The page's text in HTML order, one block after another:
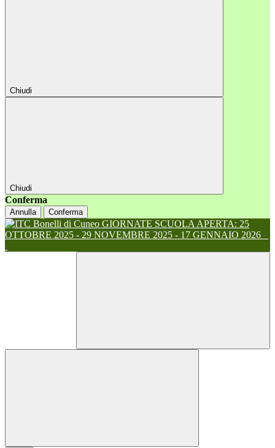
Chiudi
Chiudi
Conferma
Annulla Conferma
GIORNATE SCUOLA APERTA: 25
OTTOBRE 2025 - 29 NOVEMBRE 2025 - 17 GENNAIO 2026